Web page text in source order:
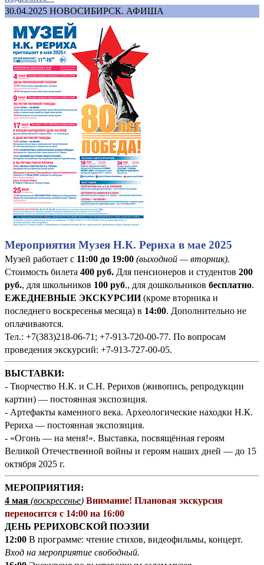
30.04.2025 НОВОСИБИРСК. АФИША
Мероприятия Музея Н.К. Рериха в мае 2025
Музей работает с 11:00 до 19:00 (выходной — вторник).
Стоимость билета 400 руб. Для пенсионеров и студентов 200
руб., для школьников 100 руб., для дошкольников бесплатно.
ЕЖЕДНЕВНЫЕ ЭКСКУРСИИ(кроме вторника и
последнего воскресенья месяца) в 14:00. Дополнительно не
оплачиваются.
Тел.: +7(383)218-06-71; +7-913-720-00-77. По вопросам
проведения экскурсий: +7-913-727-00-05.
ВЫСТАВКИ:
- Творчество Н.К. и С.Н. Рерихов (живопись, репродукции
картин) — постоянная экспозиция.
- Артефакты каменного века. Археологические находки Н.К.
Рериха — постоянная экспозиция.
- «Огонь — на меня!». Выставка, посвящённая героям
Великой Отечественной войны и героям наших дней — до 15
октября 2025 г.
МЕРОПРИЯТИЯ:
4 мая (воскресенье) Внимание! Плановая экскурсия
переносится с 14:00 на 16:00
ДЕНЬ РЕРИХОВСКОЙ ПОЭЗИИ
12:00 В программе: чтение стихов, видеофильмы, концерт.
Вход на мероприятие свободный.